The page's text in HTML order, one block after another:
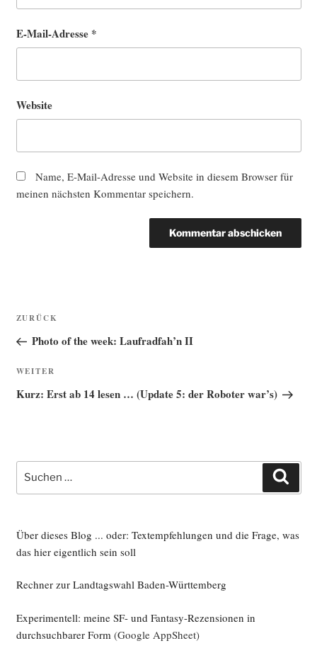
E-Mail-Adresse *
Website
Name, E-Mail-Adresse und Website in diesem Browser für
meinen nächsten Kommentar speichern.
Beitragsnavigation
Vorheriger
Beitrag
ZURÜCK
Photo of the week: Laufradfah’n II
Nächster
Beitrag
WEITER
Kurz: Erst ab 14 lesen … (Update 5: der Roboter war’s)
Suche
nach:
Über dieses Blog ... oder: Textempfehlungen und die Frage, was
das hier eigentlich sein soll
Rechner zur Landtagswahl Baden-Württemberg
Experimentell: meine SF- und Fantasy-Rezensionen in
durchsuchbarer Form (Google AppSheet)